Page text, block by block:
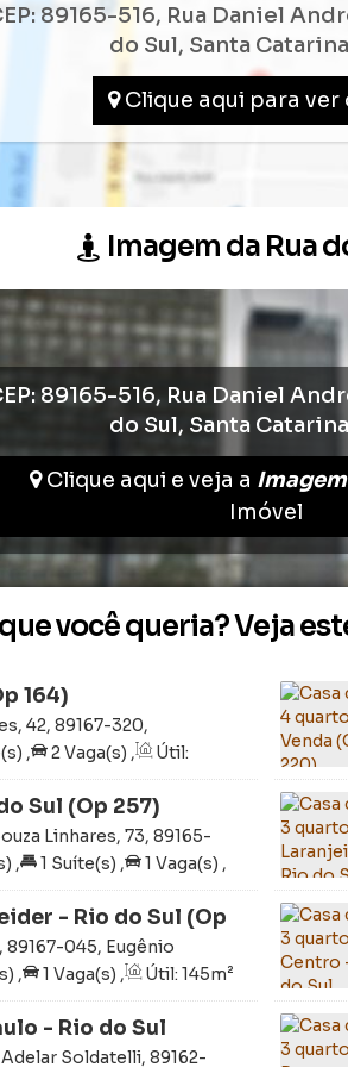
89165-516, Rua Daniel
do Sul, Santa Catarina
Clique aqui para ver
Imagem da Rua
89165-516, Rua Daniel
do Sul, Santa Catarina
Clique aqui e veja a
Imóvel
você queria? Veja
164)
42, 89167-320,
, 2Vaga(s) , Útil:
Sul (Op 257)
Linhares, 73, 89165-
, 1 Suíte(s) , 1 Vaga(s) ,
14m, Frente:14m
- Rio do Sul (Op
045, Eugênio
, 1 Vaga(s) , Útil: 145m²
13m
- Rio do Sul
Soldatelli, 89162-